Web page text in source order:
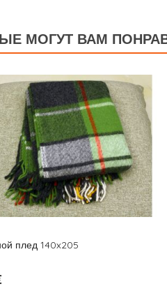
МОГУТ ВАМ
плед 140x205